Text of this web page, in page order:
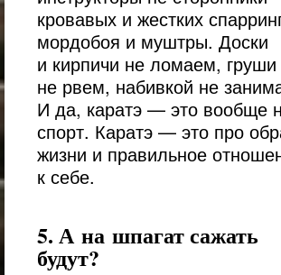
кровавых и жестких
мордобоя и муштры. Доски
и кирпичи не ломаем, груши
не рвем, набивкой не
И да, каратэ — это вообще
спорт. Каратэ — это про
жизни и правильное
к себе.
5. А на шпагат сажать
будут?